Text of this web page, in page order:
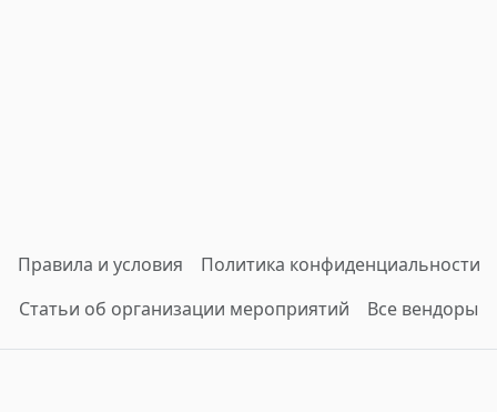
Правила и условия
Политика конфиденциальности
Статьи об организации мероприятий
Все вендоры